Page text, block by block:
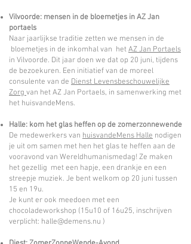
Vilvoorde: mensen in de bloemetjes in AZ Jan
portaels
Naar jaarlijkse traditie zetten we mensen in de
bloemetjes in de inkomhal van hetAZ Jan Portaels
in Vilvoorde. Dit jaar doen we dat op 20 juni, tijdens
de bezoekuren. Een initiatief van de moreel
consulente van de Dienst Levensbeschouwelijke
Zorg van het AZ Jan Portaels, in samenwerking met
het huisvandeMens.
Halle: kom het glas heffen op de zomerzonnewende
De medewerkers van huisvandeMens Halle nodigen
je uit om samen met hen het glas te heffen aan de
vooravond van Wereldhumanismedag! Ze maken
het gezellig met een hapje, een drankje en een
streepje muziek. Je bent welkom op 20 juni tussen
15 en 19u.
Je kunt er ook meedoen met een
chocoladeworkshop (15u10 of 16u25, inschrijven
verplicht: halle@demens.nu )